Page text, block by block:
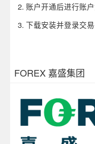
2. 账户开通后进行账
3. 下载安装并登录交
FOREX 嘉盛集团